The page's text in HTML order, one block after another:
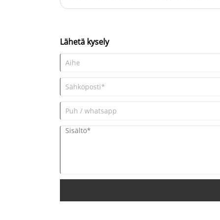
Erinomainen välipalojen tai
Lähetä kysely